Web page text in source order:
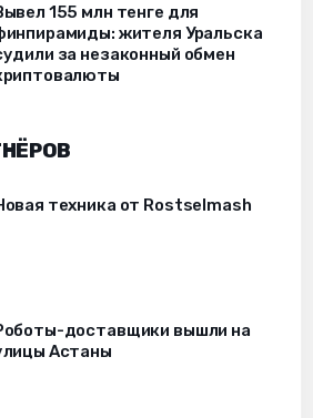
155 млн тенге для
жителя Уральска
за незаконный обмен
техника от Rostselmash
доставщики вышли на
Астаны